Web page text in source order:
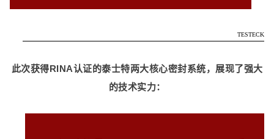
TESTECK
此次获得RINA认证的泰士特两大核心密封系统，展现了强大
的技术实力：